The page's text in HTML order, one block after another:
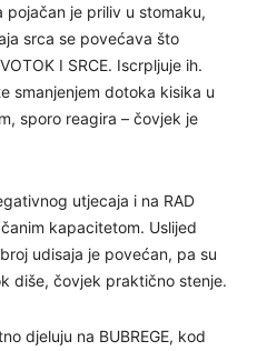
pojačan je priliv u stomaku,
srca se povećava što
I SRCE. Iscrpljuje ih.
smanjenjem dotoka kisika u
sporo reagira – čovjek je
utjecaja i na RAD
kapacitetom. Uslijed
udisaja je povećan, pa su
diše, čovjek praktično stenje.
djeluju na BUBREGE, kod